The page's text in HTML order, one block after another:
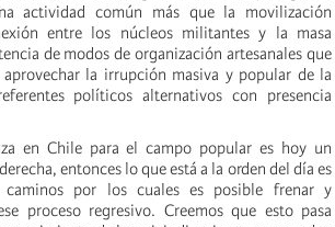
actividad común más que la movilización
entre los núcleos militantes y la masa
de modos de organización artesanales que
la irrupción masiva y popular de la
políticos alternativos con presencia
en Chile para el campo popular es hoy un
entonces lo que está a la orden del día es
por los cuales es posible frenar y
proceso regresivo. Creemos que esto pasa